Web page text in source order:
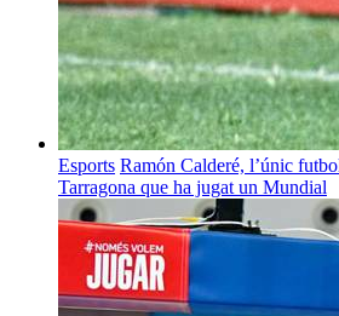
Esports Ramón Calderé, l’únic
Tarragona que ha jugat un Mundial